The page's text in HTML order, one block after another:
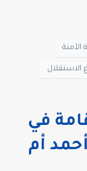
الآمنة
الاستقلال
في
أم